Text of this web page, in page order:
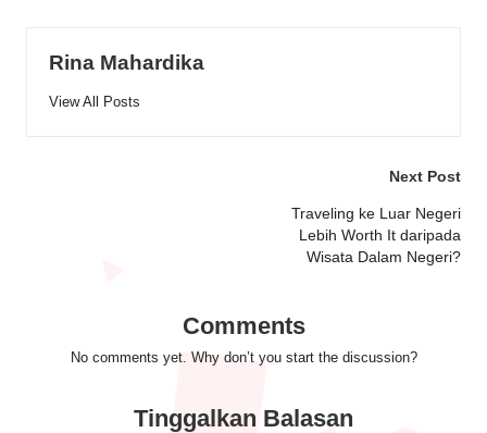
Rina Mahardika
View All Posts
Next Post
Traveling ke Luar Negeri
Lebih Worth It daripada
Wisata Dalam Negeri?
Comments
No comments yet. Why don’t you start the discussion?
Tinggalkan Balasan